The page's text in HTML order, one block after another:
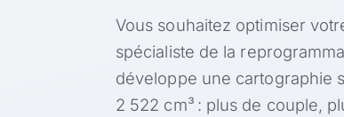
Vous souhaitez optimiser
spécialiste de la
développe une cartographie
2 522 cm³ : plus de couple,